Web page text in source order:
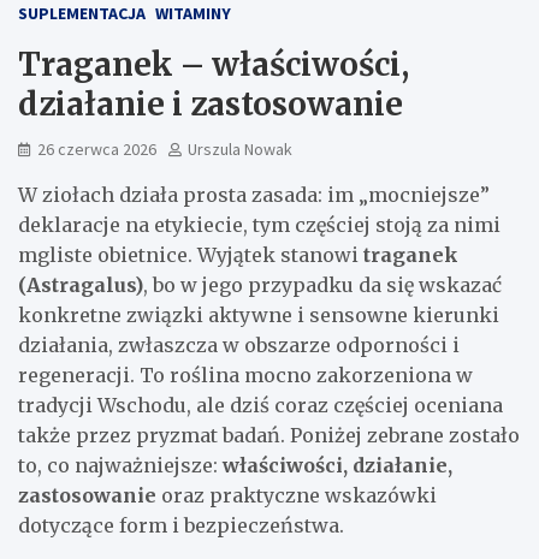
SUPLEMENTACJA WITAMINY
Traganek – właściwości,
działanie i zastosowanie
26 czerwca 2026 Urszula Nowak
W ziołach działa prosta zasada: im „mocniejsze”
deklaracje na etykiecie, tym częściej stoją za nimi
mgliste obietnice. Wyjątek stanowi traganek
(Astragalus), bo w jego przypadku da się wskazać
konkretne związki aktywne i sensowne kierunki
działania, zwłaszcza w obszarze odporności i
regeneracji. To roślina mocno zakorzeniona w
tradycji Wschodu, ale dziś coraz częściej oceniana
także przez pryzmat badań. Poniżej zebrane zostało
to, co najważniejsze:właściwości, działanie,
zastosowanie oraz praktyczne wskazówki
dotyczące form i bezpieczeństwa.